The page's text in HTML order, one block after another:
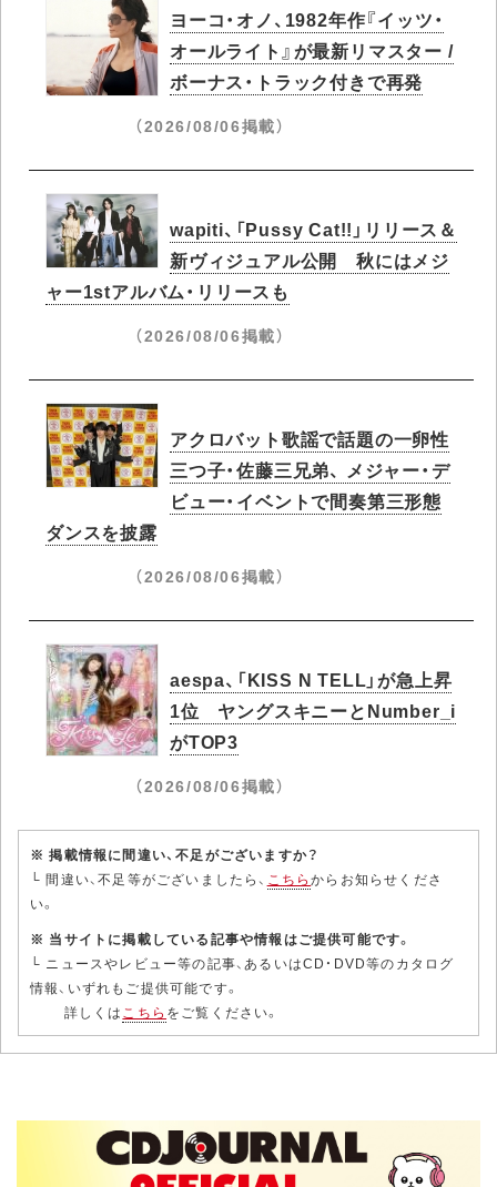
ヨーコ・オノ、1982年作『イッツ・
オールライト』が最新リマスター /
ボーナス・トラック付きで再発
（2026/08/06掲載）
wapiti、「Pussy Cat!!」リリース＆
新ヴィジュアル公開 秋にはメジ
ャー1stアルバム・リリースも
（2026/08/06掲載）
アクロバット歌謡で話題の一卵性
三つ子・佐藤三兄弟、 メジャー・デ
ビュー・イベントで間奏第三形態
ダンスを披露
（2026/08/06掲載）
aespa、「KISS N TELL」が急上昇
1位 ヤングスキニーとNumber_i
がTOP3
（2026/08/06掲載）
※ 掲載情報に間違い、不足がございますか？
└ 間違い、不足等がございましたら、 こちらからお知らせくださ
い。
※ 当サイトに掲載している記事や情報はご提供可能です。
└ ニュースやレビュー等の記事、あるいはCD・DVD等のカタログ
情報、いずれもご提供可能です。
詳しくはこちら をご覧ください。